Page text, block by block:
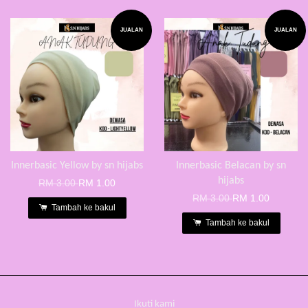
JUALAN
Innerbasic Yellow by sn hijabs
RM 3.00RM 1.00
Tambah ke bakul
JUALAN
Innerbasic Belacan by sn
hijabs
RM 3.00RM 1.00
Tambah ke bakul
Ikuti kami